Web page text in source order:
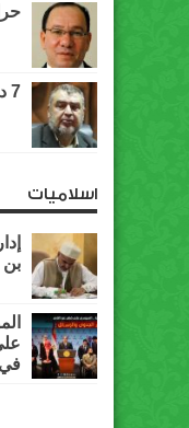
7 دروس مستفادة من ثورة يناير
اسلاميات
بن